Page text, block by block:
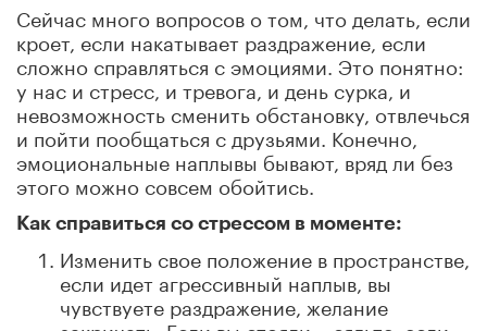
Сейчас много вопросов о том, что делать, если
кроет, если накатывает раздражение, если
сложно справляться с эмоциями. Это понятно:
у нас и стресс, и тревога, и день сурка, и
невозможность сменить обстановку, отвлечься
и пойти пообщаться с друзьями. Конечно,
эмоциональные наплывы бывают, вряд ли без
этого можно совсем обойтись.
Как справиться со стрессом в моменте:
Изменить свое положение в пространстве,
если идет агрессивный наплыв, вы
чувствуете раздражение, желание